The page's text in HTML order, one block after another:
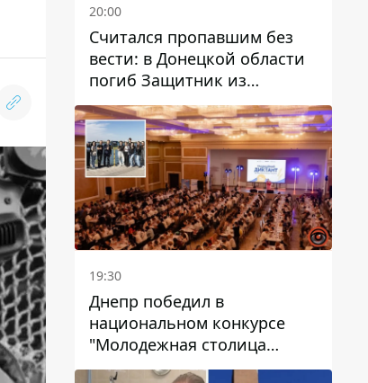
20:00
Считался пропавшим без
вести: в Донецкой области
погиб Защитник из
Каменского Антон
Красовский
19:30
Днепр победил в
национальном конкурсе
"Молодежная столица
Украины – 2026"